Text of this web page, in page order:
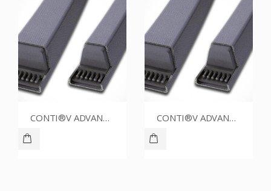
CONTI®V ADVANCE SPZ1387CR CONTI®V ADVANCE SPZ1320CR